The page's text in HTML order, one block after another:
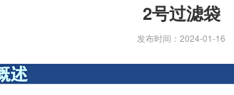
2号过滤袋
发布时间：2024-01-16